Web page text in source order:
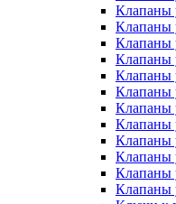
Клапаны
Клапаны
Клапаны
Клапаны
Клапаны
Клапаны
Клапаны
Клапаны
Клапаны
Клапаны
Клапаны
Клапаны